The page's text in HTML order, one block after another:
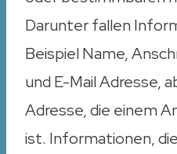
Darunter fallen
Beispiel Name,
und E-Mail Adresse,
Adresse, die einem
ist. Informationen,